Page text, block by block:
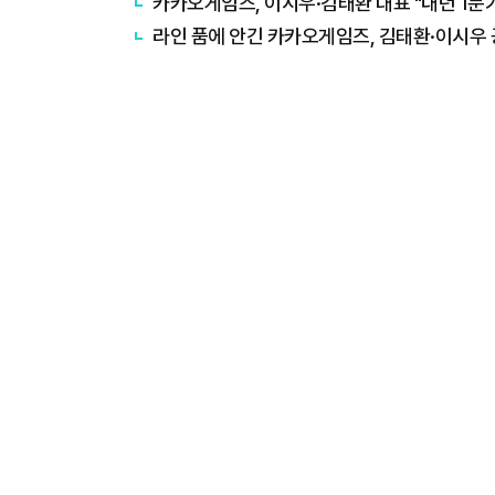
라인 품에 안긴 카카오게임즈, 김태환·이시우